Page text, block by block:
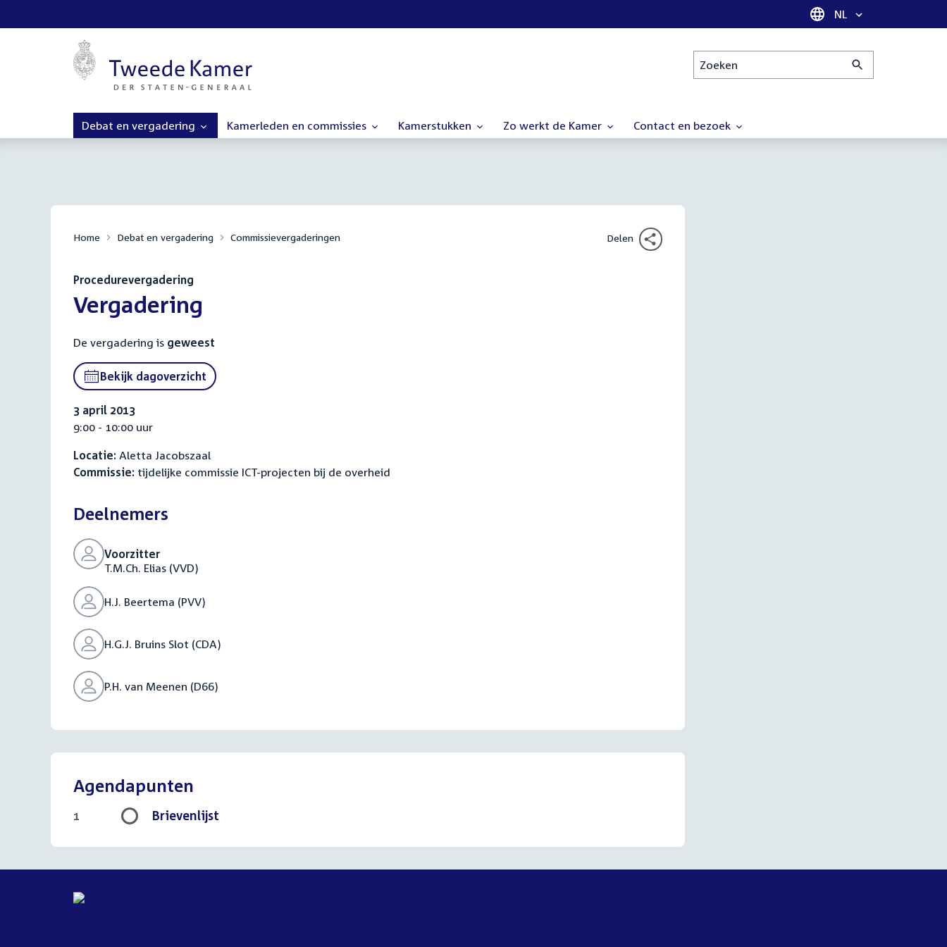
Taal selectie
NL
Zoeken
Debat en vergadering Kamerleden en commissies Kamerstukken Zo werkt de Kamer Contact en bezoek
Home Debat en vergadering Commissievergaderingen Delen
Procedurevergadering
:Vergadering
De vergadering is geweest
Bekijk dagoverzicht
3 april 2013
9:00 - 10:00 uur
Locatie: Aletta Jacobszaal
Commissie: tijdelijke commissie ICT-projecten bij de overheid
Deelnemers
Voorzitter
T.M.Ch. Elias (VVD)
H.J. Beertema (PVV)
H.G.J. Bruins Slot (CDA)
P.H. van Meenen (D66)
Agendapunten
Brievenlijst
1